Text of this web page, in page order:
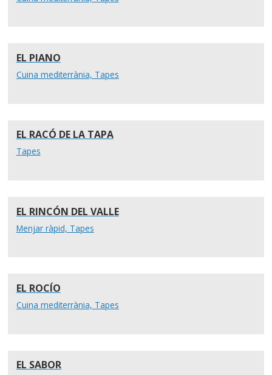
EL PIANO
Cuina mediterrània, Tapes
EL RACÓ DE LA TAPA
Tapes
EL RINCÓN DEL VALLE
Menjar ràpid, Tapes
EL ROCÍO
Cuina mediterrània, Tapes
EL SABOR